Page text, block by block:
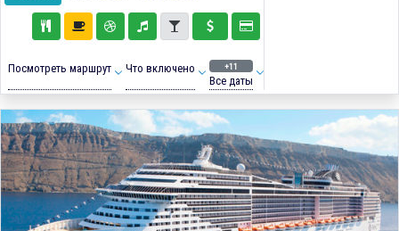
Посмотреть маршрут Что включено +11
Все даты